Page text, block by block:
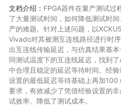
文档介绍： FPGA器件在量产测试过
了大量测试时间，如何降低测试时
产的难题。针对上述问题，以
Vivado对其被测互连线路径进行时
出互连线传输延迟，与仿真结果基
同测试温度下的互连线延迟，找到
中合理且稳定的延迟等待时间。经
设置的最低延迟等待基础上再加
要求，有效减少了凭借经验设置的
试效率、降低了测试成本。